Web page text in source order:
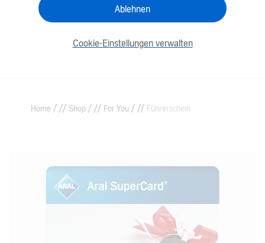
Ablehnen
Cookie-Einstellungen verwalten
Home / Shop / For You / Führerschein